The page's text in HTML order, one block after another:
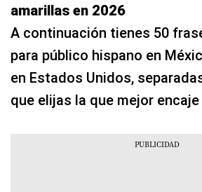
amarillas en 2026
A continuación tienes 50
para público hispano en
en Estados Unidos,
que elijas la que mejor